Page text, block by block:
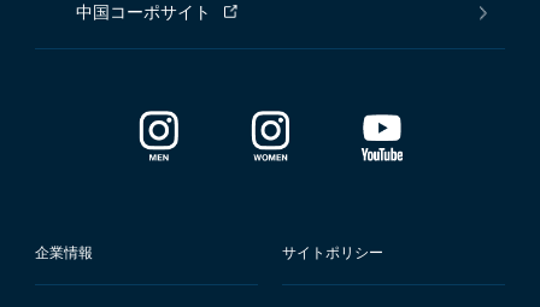
中国コーポサイト
企業情報 サイトポリシー